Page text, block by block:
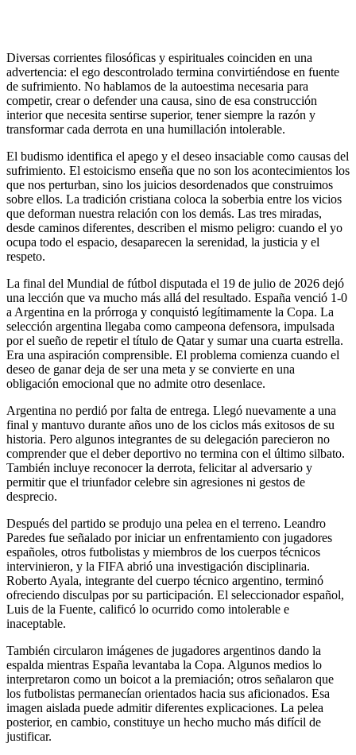
Diversas corrientes filosóficas y espirituales coinciden en una
advertencia: el ego descontrolado termina convirtiéndose en fuente
de sufrimiento. No hablamos de la autoestima necesaria para
competir, crear o defender una causa, sino de esa construcción
interior que necesita sentirse superior, tener siempre la razón y
transformar cada derrota en una humillación intolerable.
El budismo identifica el apego y el deseo insaciable como causas del
sufrimiento. El estoicismo enseña que no son los acontecimientos los
que nos perturban, sino los juicios desordenados que construimos
sobre ellos. La tradición cristiana coloca la soberbia entre los vicios
que deforman nuestra relación con los demás. Las tres miradas,
desde caminos diferentes, describen el mismo peligro: cuando el yo
ocupa todo el espacio, desaparecen la serenidad, la justicia y el
respeto.
La final del Mundial de fútbol disputada el 19 de julio de 2026 dejó
una lección que va mucho más allá del resultado. España venció 1-0
a Argentina en la prórroga y conquistó legítimamente la Copa. La
selección argentina llegaba como campeona defensora, impulsada
por el sueño de repetir el título de Qatar y sumar una cuarta estrella.
Era una aspiración comprensible. El problema comienza cuando el
deseo de ganar deja de ser una meta y se convierte en una
obligación emocional que no admite otro desenlace.
Argentina no perdió por falta de entrega. Llegó nuevamente a una
final y mantuvo durante años uno de los ciclos más exitosos de su
historia. Pero algunos integrantes de su delegación parecieron no
comprender que el deber deportivo no termina con el último silbato.
También incluye reconocer la derrota, felicitar al adversario y
permitir que el triunfador celebre sin agresiones ni gestos de
desprecio.
Después del partido se produjo una pelea en el terreno. Leandro
Paredes fue señalado por iniciar un enfrentamiento con jugadores
españoles, otros futbolistas y miembros de los cuerpos técnicos
intervinieron, y la FIFA abrió una investigación disciplinaria.
Roberto Ayala, integrante del cuerpo técnico argentino, terminó
ofreciendo disculpas por su participación. El seleccionador español,
Luis de la Fuente, calificó lo ocurrido como intolerable e
inaceptable.
También circularon imágenes de jugadores argentinos dando la
espalda mientras España levantaba la Copa. Algunos medios lo
interpretaron como un boicot a la premiación; otros señalaron que
los futbolistas permanecían orientados hacia sus aficionados. Esa
imagen aislada puede admitir diferentes explicaciones. La pelea
posterior, en cambio, constituye un hecho mucho más difícil de
justificar.